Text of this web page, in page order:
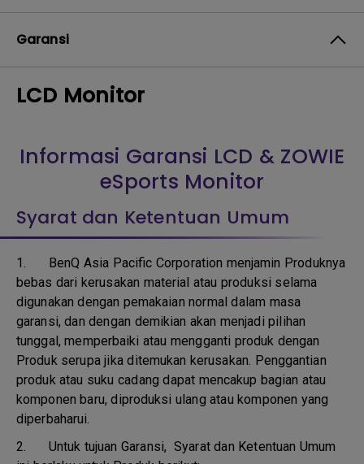
Garansi
LCD Monitor
Informasi Garansi LCD & ZOWIE
eSports Monitor
Syarat dan Ketentuan Umum
1. BenQ Asia Pacific Corporation menjamin Produknya
bebas dari kerusakan material atau produksi selama
digunakan dengan pemakaian normal dalam masa
garansi, dan dengan demikian akan menjadi pilihan
tunggal, memperbaiki atau mengganti produk dengan
Produk serupa jika ditemukan kerusakan. Penggantian
produk atau suku cadang dapat mencakup bagian atau
komponen baru, diproduksi ulang atau komponen yang
diperbaharui.
2. Untuk tujuan Garansi, Syarat dan Ketentuan Umum